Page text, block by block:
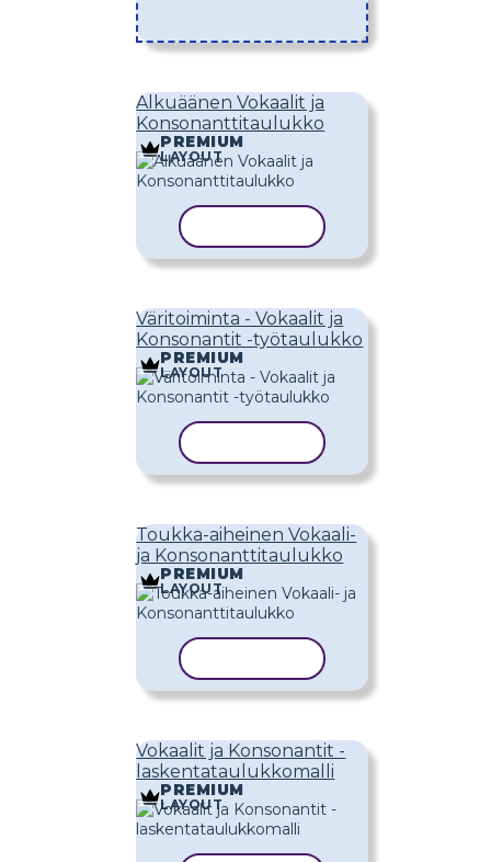
Alkuäänen Vokaalit ja
Konsonanttitaulukko
PREMIUM
LAYOUT
Väritoiminta - Vokaalit ja
Konsonantit -työtaulukko
PREMIUM
LAYOUT
Toukka-aiheinen Vokaali-
ja Konsonanttitaulukko
PREMIUM
LAYOUT
Vokaalit ja Konsonantit -
laskentataulukkomalli
PREMIUM
LAYOUT